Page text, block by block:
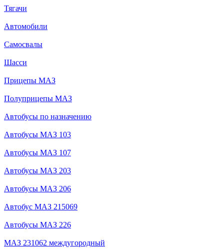
Тягачи
Автомобили
Самосвалы
Шасси
Прицепы МАЗ
Полуприцепы МАЗ
Автобусы по назначению
Автобусы МАЗ 103
Автобусы МАЗ 107
Автобусы МАЗ 203
Автобусы МАЗ 206
Автобус МАЗ 215069
Автобусы МАЗ 226
МАЗ 231062 междугородный